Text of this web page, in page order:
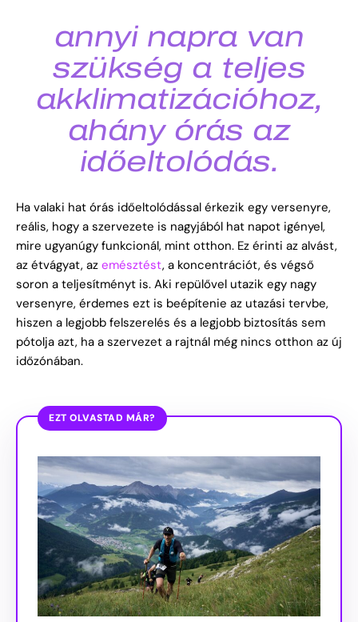
annyi napra van
szükség a teljes
akklimatizációhoz,
ahány órás az
időeltolódás.
Ha valaki hat órás időeltolódással érkezik egy versenyre,
reális, hogy a szervezete is nagyjából hat napot igényel,
mire ugyanúgy funkcionál, mint otthon. Ez érinti az alvást,
az étvágyat, az emésztést, a koncentrációt, és végső
soron a teljesítményt is. Aki repülővel utazik egy nagy
versenyre, érdemes ezt is beépítenie az utazási tervbe,
hiszen a legjobb felszerelés és a legjobb biztosítás sem
pótolja azt, ha a szervezet a rajtnál még nincs otthon az új
időzónában.
EZT OLVASTAD MÁR?